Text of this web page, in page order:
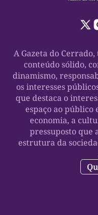
A Gazeta do
conteúdo sólido,
dinamismo,
os interesses
que destaca o
espaço ao público
economia, a
pressuposto que
estrutura da